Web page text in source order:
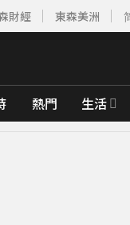
財經 東森美洲
熱門 生活